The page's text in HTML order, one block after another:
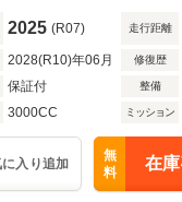
TV
2025 (R07) 走行距離
2028(R10)年06月 修復歴
保証付 整備
3000CC ミッション
入り追加
無
料
在